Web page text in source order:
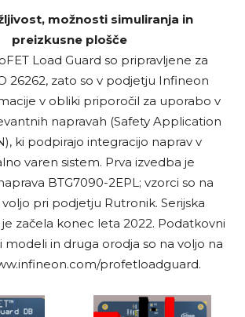
možnosti simuliranja in
preizkusne plošče
Load Guard so pripravljene za
26262, zato so v podjetju Infineon
v obliki priporočil za uporabo v
napravah (Safety Application
ki podpirajo integracijo naprav v
varen sistem. Prva izvedba je
BTG7090-2EPL; vzorci so na
pri podjetju Rutronik. Serijska
začela konec leta 2022. Podatkovni
modeli in druga orodja so na voljo na
profetloadguard.